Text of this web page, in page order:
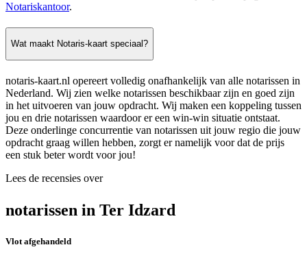
Notariskantoor.
Wat maakt Notaris-kaart speciaal?
notaris-kaart.nl opereert volledig onafhankelijk van alle notarissen in
Nederland. Wij zien welke notarissen beschikbaar zijn en goed zijn
in het uitvoeren van jouw opdracht. Wij maken een koppeling tussen
jou en drie notarissen waardoor er een win-win situatie ontstaat.
Deze onderlinge concurrentie van notarissen uit jouw regio die jouw
opdracht graag willen hebben, zorgt er namelijk voor dat de prijs
een stuk beter wordt voor jou!
Lees de recensies over
notarissen in Ter Idzard
Vlot afgehandeld